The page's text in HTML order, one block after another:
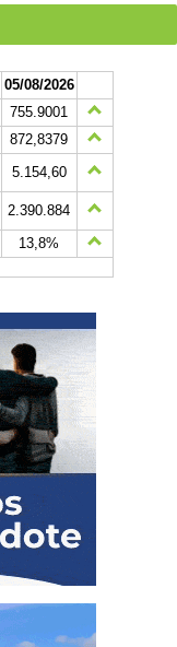
05/08/2026
755.9001
872,8379
5.154,60
2.390.884
13,8%